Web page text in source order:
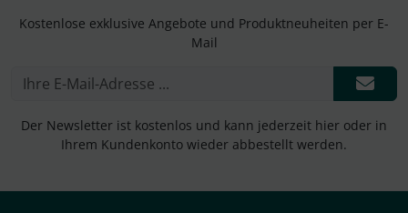
Kostenlose exklusive Angebote und Produktneuheiten per E-
Mail
Der Newsletter ist kostenlos und kann jederzeit hier oder in
Ihrem Kundenkonto wieder abbestellt werden.